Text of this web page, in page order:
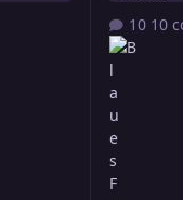
10